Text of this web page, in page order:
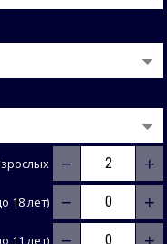
− +
18 лет) − +
11 лет)